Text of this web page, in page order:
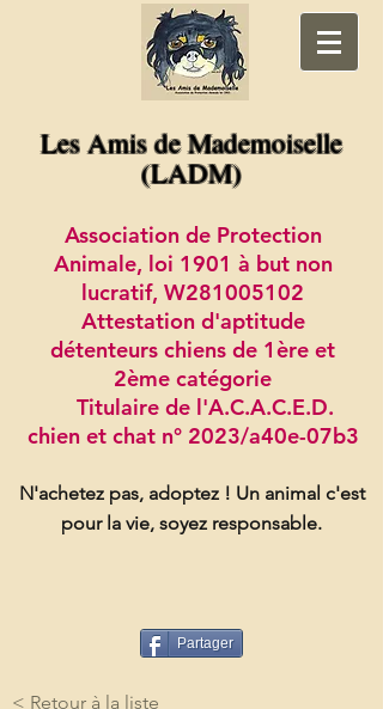
Les Amis de Mademoiselle
(LADM)
Association de Protection
Animale, loi 1901 à but non
lucratif, W281005102
Attestation d'aptitude
détenteurs chiens de 1ère et
2ème catégorie
Titulaire de l'A.C.A.C.E.D.
chien et chat n° 2023/a40e-07b3
N'achetez pas, adoptez ! Un animal c'est
pour la vie, soyez responsable.
Partager
< Retour à la liste